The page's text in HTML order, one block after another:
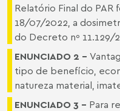
Relatório Final do
18/07/2022, a
do Decreto nº 11.129/
ENUNCIADO 2 –
tipo de benefício,
natureza material,
ENUNCIADO 3 – Para